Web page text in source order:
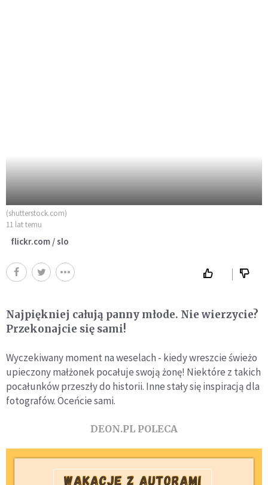
(shutterstock.com)
11 lat temu
flickr.com / slo
Najpiękniej całują panny młode. Nie wierzycie?
Przekonajcie się sami!
Wyczekiwany moment na weselach - kiedy wreszcie świeżo
upieczony małżonek pocałuje swoją żonę! Niektóre z takich
pocałunków przeszły do historii. Inne stały się inspiracją dla
fotografów. Oceńcie sami.
DEON.PL POLECA